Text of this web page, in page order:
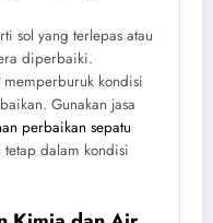
sol yang terlepas atau
diperbaiki.
kondisi
Gunakan jasa
perbaikan sepatu
tetap dalam kondisi